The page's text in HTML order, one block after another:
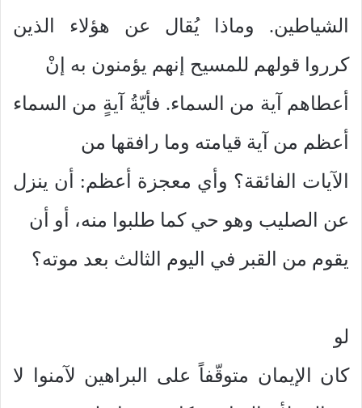
الشياطين. وماذا يُقال عن هؤلاء الذين
كرروا قولهم للمسيح إنهم يؤمنون به إنْ
أعطاهم آية من السماء. فأيّةُ آيةٍ من السماء
أعظم من آية قيامته وما رافقها من
الآيات الفائقة؟ وأي معجزة أعظم: أن ينزل
عن الصليب وهو حي كما طلبوا منه، أو أن
يقوم من القبر في اليوم الثالث بعد موته؟
لو
كان الإيمان متوقّفاً على البراهين لآمنوا لا